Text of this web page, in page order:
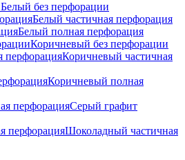
Белый без перфорации
Белый частичная перфорация
Белый полная перфорация
Коричневый без перфорации
Коричневый частичная
Коричневый полная
Серый графит
Шоколадный частичная